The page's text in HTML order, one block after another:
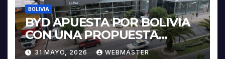
BOLIVIA
BYD APUESTA POR BOLIVIA
CON UNA PROPUESTA
INTEGRAL PARA IMPULSAR
31 MAYO, 2026 WEBMASTER